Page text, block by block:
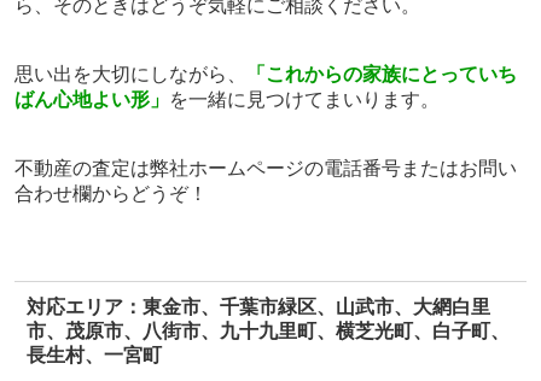
ら、 そのときはどうぞ気軽にご相談ください。
思い出を大切にしながら、
「これからの家族にとっていち
ばん心地よい形」 を一緒に見つけてまいります。
不動産の査定は弊社ホームページの電話番号またはお問い
合わせ欄から どうぞ！
対応エリア：東金市、千葉市緑区、山武市、大網白里
市、茂原市、八街市、九十九里町、横芝光町、白子町、
長生村、一宮町